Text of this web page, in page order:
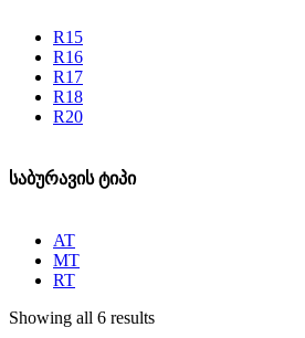
R15
R16
R17
R18
R20
საბურავის ტიპი
AT
MT
RT
Showing all 6 results